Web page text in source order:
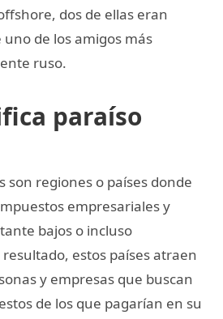
dos de ellas eran
de los amigos más
ruso.
paraíso
son regiones o países donde
empresariales y
bajos o incluso
estos países atraen
y empresas que buscan
de los que pagarían en su